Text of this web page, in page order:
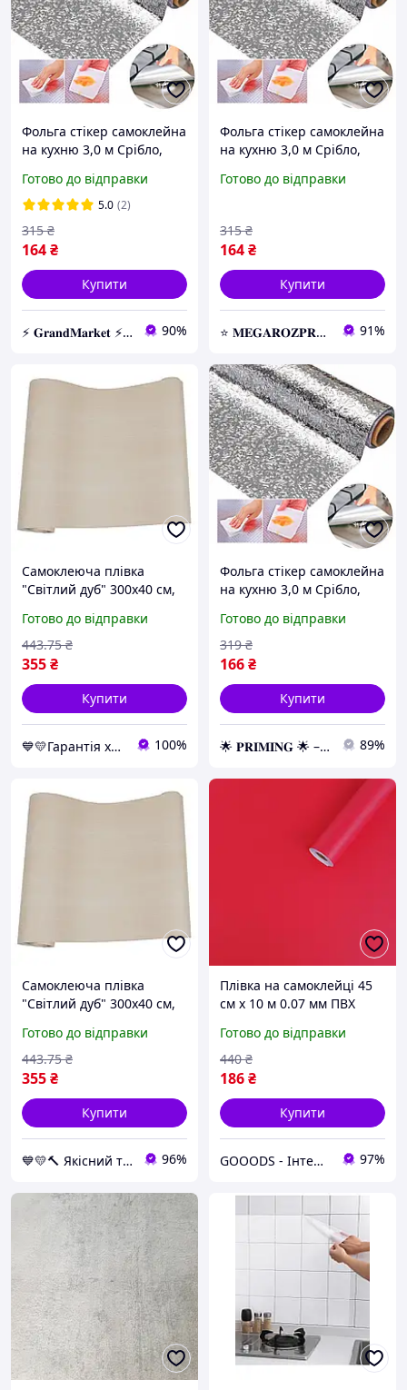
Фольга стікер самоклейна
на кухню 3,0 м Срібло,
Самоклейка
Готово до відправки
5.0 (2)
164₴
315 ₴
Купити
⚡️ 𝐆𝐫𝐚𝐧𝐝𝐌𝐚𝐫𝐤𝐞𝐭 ⚡️ – Трендові товари за найнижчими цінами 90%
Фольга стікер самоклейна
на кухню 3,0 м Срібло,
Самоклейка
Готово до відправки
164₴
315 ₴
Купити
⭐️ 𝐌𝐄𝐆𝐀𝐑𝐎𝐙𝐏𝐑𝐎𝐃𝐀𝐙𝐇 ⭐️ – Найновіші товари за найдоступнішими цінами 91%
Самоклеюча плівка
"Світлий дуб" 300х40 см,
пвх плівка для кухні,
самоклейка
Готово до відправки
355₴
443.75 ₴
Купити
💙💛Гарантія хороших покупок 🎁🚚 ⤵ 100%
Фольга стікер самоклейна
на кухню 3,0 м Срібло,
Самоклейка
Готово до відправки
166₴
319 ₴
Купити
🌟 𝐏𝐑𝐈𝐌𝐈𝐍𝐆 🌟 – Ексклюзивні товари преміум-якості від офіційного дистриб'ютора! 89%
Самоклеюча плівка
"Світлий дуб" 300х40 см,
пвх плівка для кухні,
самоклейка
Готово до відправки
355₴
443.75 ₴
Купити
💙💛🔨 Якісний товар з доставкою по Україні 🎁% 🚚 ⤵ 96%
Плівка на самоклейці 45
см х 10 м 0.07 мм ПВХ
Червона, Плівка для
меблів рулон 10 м
Готово до відправки
186₴
440 ₴
Купити
GOOODS - Інтернет-Магазин Товари для всіх 97%